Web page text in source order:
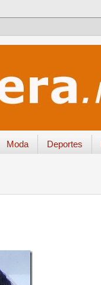
Moda Deportes